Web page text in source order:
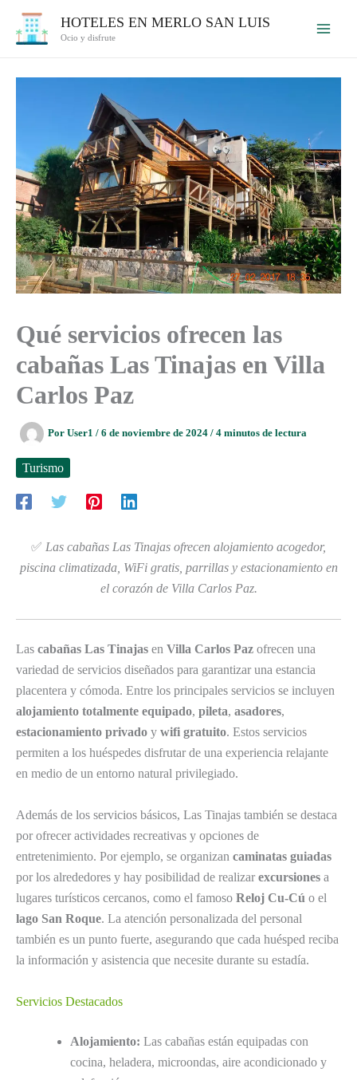
HOTELES EN MERLO SAN LUIS
Ocio y disfrute
Qué servicios ofrecen las
cabañas Las Tinajas en Villa
Carlos Paz
Por User1 / 6 de noviembre de 2024 / 4 minutos de lectura
Turismo
✅ Las cabañas Las Tinajas ofrecen alojamiento acogedor,
piscina climatizada, WiFi gratis, parrillas y estacionamiento en
el corazón de Villa Carlos Paz.
Las cabañas Las Tinajas en Villa Carlos Paz ofrecen una
variedad de servicios diseñados para garantizar una estancia
placentera y cómoda. Entre los principales servicios se incluyen
alojamiento totalmente equipado, pileta, asadores,
estacionamiento privado y wifi gratuito. Estos servicios
permiten a los huéspedes disfrutar de una experiencia relajante
en medio de un entorno natural privilegiado.
Además de los servicios básicos, Las Tinajas también se destaca
por ofrecer actividades recreativas y opciones de
entretenimiento. Por ejemplo, se organizan caminatas guiadas
por los alrededores y hay posibilidad de realizar excursiones a
lugares turísticos cercanos, como el famoso Reloj Cu-Cú o el
lago San Roque. La atención personalizada del personal
también es un punto fuerte, asegurando que cada huésped reciba
la información y asistencia que necesite durante su estadía.
Servicios Destacados
Alojamiento: Las cabañas están equipadas con
cocina, heladera, microondas, aire acondicionado y